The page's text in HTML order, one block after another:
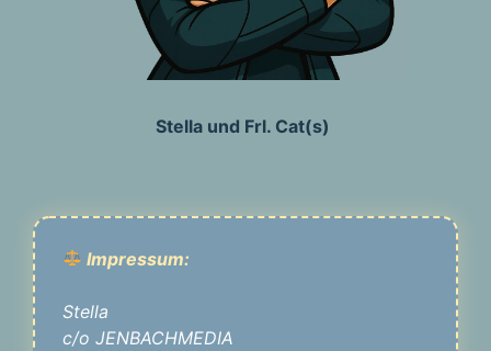
Stella und Frl. Cat(s)
Impressum:
Stella
c/o JENBACHMEDIA